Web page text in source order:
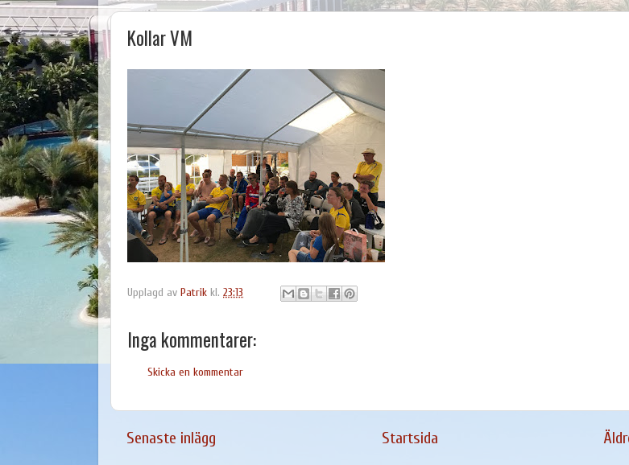
Kollar VM
Upplagd av Patrik kl. 23:13
Inga kommentarer:
Skicka en kommentar
Senaste inlägg Startsida